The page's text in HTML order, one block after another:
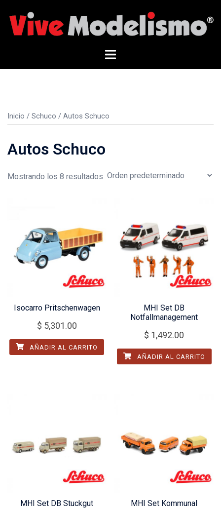
contenido
Alternar
Inicio / Schuco / Autos Schuco
Autos Schuco
Mostrando los 8 resultados
Isocarro Pritschenwagen
$ 5,301.00
AÑADIR AL CARRITO
MHI Set DB
Notfallmanagement
$ 1,492.00
AÑADIR AL CARRITO
MHI Set DB Stuckgut MHI Set Kommunal